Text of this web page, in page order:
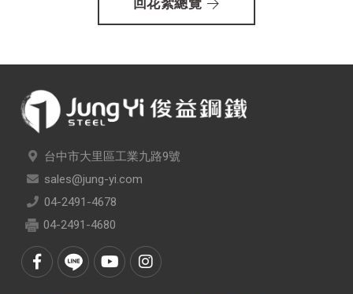
台中市大里區工業九路9號
sales@jung-yi.com
04-2491-4678
04-2491-4680